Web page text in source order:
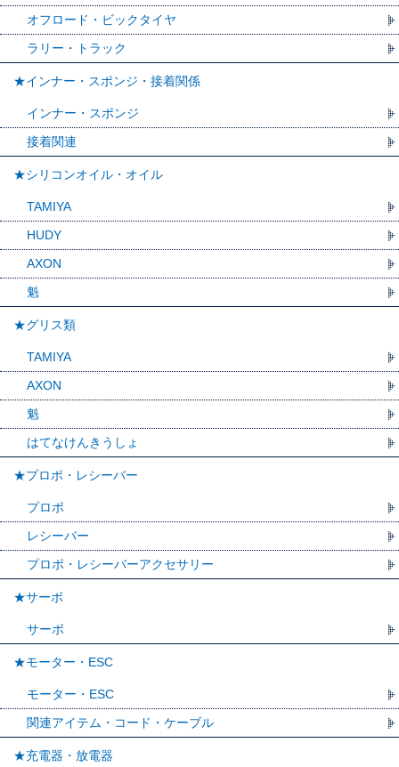
オフロード・ビックタイヤ
ラリー・トラック
★インナー・スポンジ・接着関係
インナー・スポンジ
接着関連
★シリコンオイル・オイル
TAMIYA
HUDY
AXON
魁
★グリス類
TAMIYA
AXON
魁
はてなけんきうしょ
★プロポ・レシーバー
プロポ
レシーバー
プロポ・レシーバーアクセサリー
★サーボ
サーボ
★モーター・ESC
モーター・ESC
関連アイテム・コード・ケーブル
★充電器・放電器